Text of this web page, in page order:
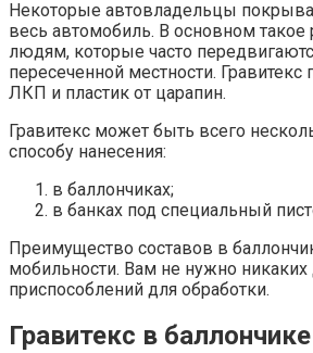
Некоторые автовладельцы
весь автомобиль. В основном
людям, которые часто
пересеченной местности. Гравитекс
ЛКП и пластик от царапин.
Гравитекс может быть всего
способу нанесения:
в баллончиках;
в банках под специальный
Преимущество составов в
мобильности. Вам не нужно
приспособлений для обработки.
Гравитекс в